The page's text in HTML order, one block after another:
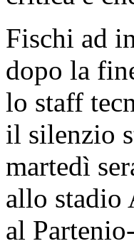
Fischi ad
dopo la
lo staff
il silenzio
martedì
allo stadio
al